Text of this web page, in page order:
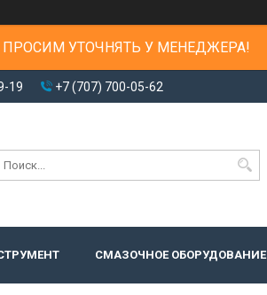
УТОЧНЯТЬ У МЕНЕДЖЕРА!
19 +7 (707) 700-05-62
СМАЗОЧНОЕ ОБОРУДОВАНИЕ